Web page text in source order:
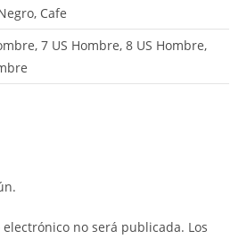
Cafe
7 US Hombre, 8 US Hombre,
no será publicada. Los